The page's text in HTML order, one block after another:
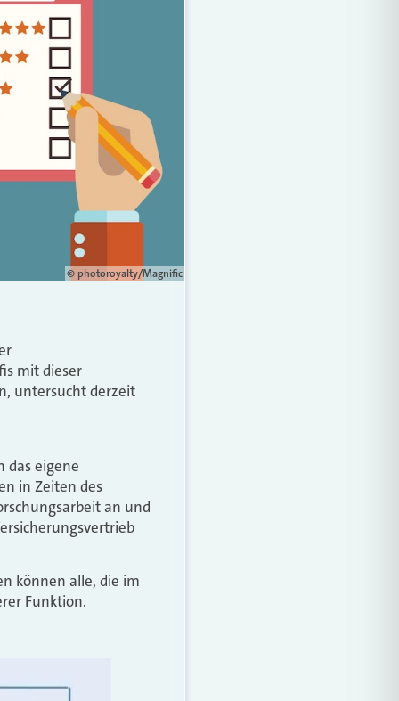
© photoroyalty/Magnific
mit dieser
untersucht derzeit
das eigene
in Zeiten des
an und
können alle, die im
Funktion.